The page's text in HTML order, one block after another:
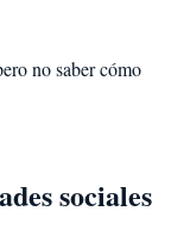
no saber cómo
sociales